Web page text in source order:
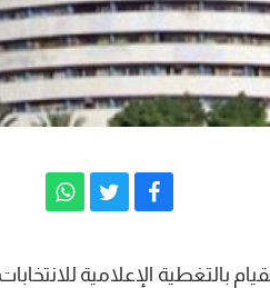
بالتغطية الإعلامية